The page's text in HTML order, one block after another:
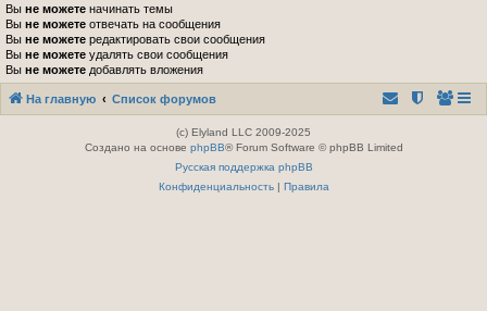
Вы не можете начинать темы
Вы не можете отвечать на сообщения
Вы не можете редактировать свои сообщения
Вы не можете удалять свои сообщения
Вы не можете добавлять вложения
На главную Список форумов
(c) Elyland LLC 2009-2025
Создано на основе phpBB® Forum Software © phpBB Limited
Русская поддержка phpBB
Конфиденциальность| Правила